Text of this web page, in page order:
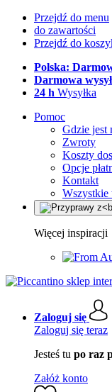
Przejdź do menu
do zawartości
Przejdź do
Polska:
Darmowa
24 h Wysyłka
Pomoc
Gdzie jest
Zwroty
Koszty
Opcje
Kontakt
Wszystkie
Więcej inspiracji
Zaloguj się
Zaloguj się teraz
Jesteś tu po raz
Załóż konto